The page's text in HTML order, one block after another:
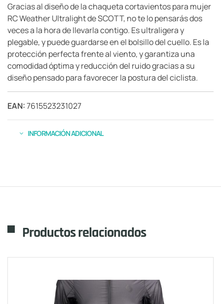
Gracias al diseño de la chaqueta cortavientos para mujer
RC Weather Ultralight de SCOTT, no te lo pensarás dos
veces a la hora de llevarla contigo. Es ultraligera y
plegable, y puede guardarse en el bolsillo del cuello. Es la
protección perfecta frente al viento, y garantiza una
comodidad óptima y reducción del ruido gracias a su
diseño pensado para favorecer la postura del ciclista.
EAN:7615523231027
INFORMACIÓN ADICIONAL
Productos relacionados